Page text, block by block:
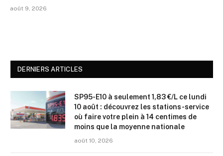
août 9, 2026
DERNIERS ARTICLES
SP95-E10 à seulement 1,83 €/L ce lundi
10 août : découvrez les stations-service
où faire votre plein à 14 centimes de
moins que la moyenne nationale
août 10, 2026